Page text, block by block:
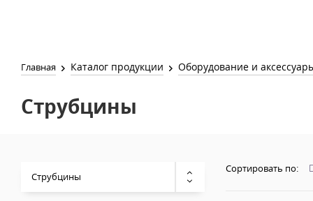
Главная Каталог продукции Оборудование и
Струбцины
Струбцины
Сортировать по: